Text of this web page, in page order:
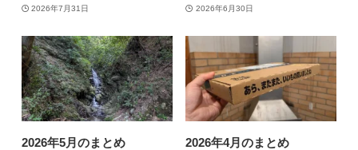
2026年7月31日 2026年6月30日
2026年5月のまとめ 2026年4月のまとめ